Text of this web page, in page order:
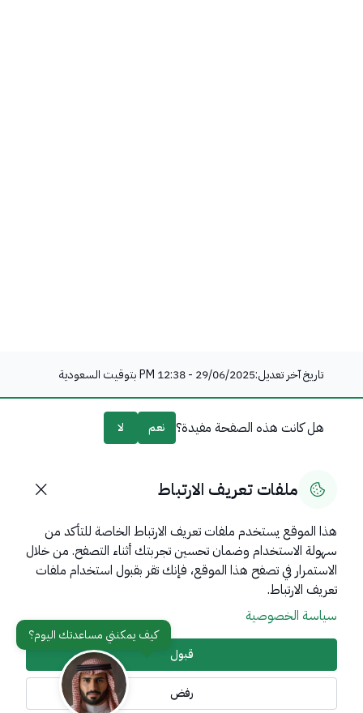
تاريخ آخر تعديل:29/06/2025 - 12:38 PM بتوقيت السعودية
هل كانت هذه الصفحة مفيدة؟ نعم لا
روابط مهمة
عن المملكة
عن الوزارة
ملفات تعريف الارتباط
هذا الموقع يستخدم ملفات تعريف الارتباط الخاصة للتأكد من
سهولة الاستخدام وضمان تحسين تجربتك أثناء التصفح. من خلال
الاستمرار في تصفح هذا الموقع، فإنك تقر بقبول استخدام ملفات
تعريف الارتباط.
سياسة الخصوصية
قبول
رفض